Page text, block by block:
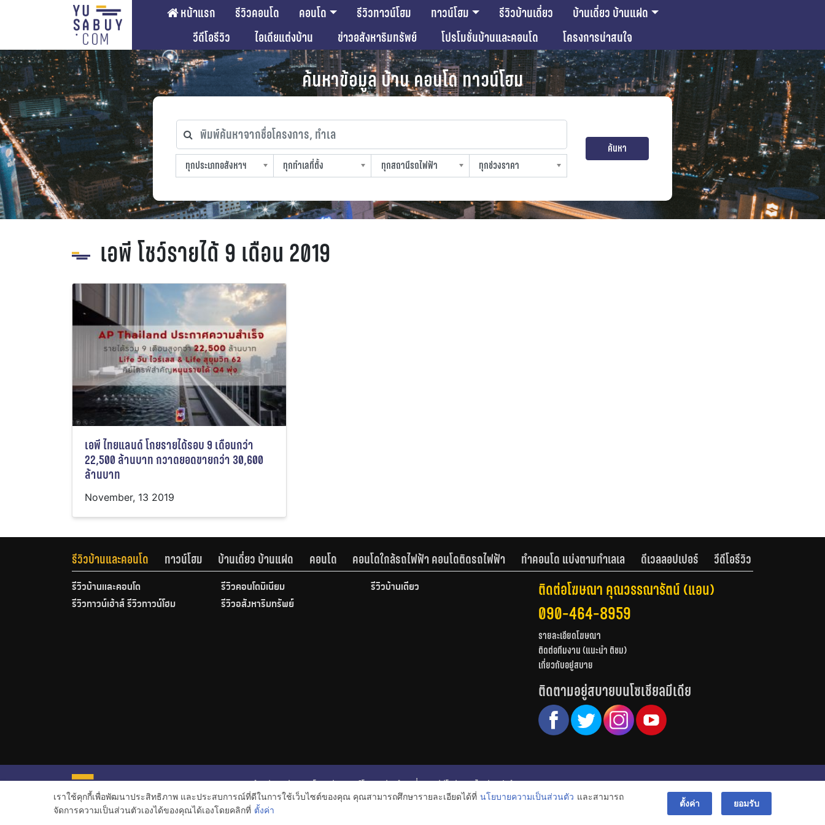
หน้าแรก รีวิวคอนโด คอนโด รีวิวทาวน์โฮม ทาวน์โฮม รีวิวบ้านเดี่ยว
บ้านเดี่ยว บ้านแฝด
วีดีโอรีวิว
ไอเดียแต่งบ้าน ข่าวอสังหาริมทรัพย์ โปรโมชั่นบ้านและคอนโด โครงการน่าสนใจ
ค้นหาข้อมูล บ้าน คอนโด ทาวน์โฮม
พิมพ์ค้นหาจากชื่อโครงการ, ทำเล
ทุกประเภทอสังหาฯ
ทุกประเภทอสังหาฯ
ทุกทำเลที่ตั้ง
ทุกทำเลที่ตั้ง
ทุกสถานีรถไฟฟ้า
ทุกสถานีรถไฟฟ้า
ทุกช่วงราคา
ทุกช่วงราคา
ค้นหา
เอพี โชว์รายได้ 9 เดือน 2019
เอพี ไทยแลนด์ โกยรายได้รอบ 9 เดือนกว่า
22,500 ล้านบาท กวาดยอดขายกว่า 30,600
ล้านบาท
November, 13 2019
รีวิวบ้านและคอนโด ทาวน์โฮม บ้านเดี่ยว บ้านแฝด คอนโด คอนโดใกล้รถไฟฟ้า คอนโดติดรถไฟฟ้า ทำคอนโด แบ่งตามทำเลเล ดีเวลลอปเปอร์ วีดีโอรีวิว
รีวิวบ้านและคอนโด รีวิวคอนโดมิเนียม
รีวิวบ้านเดี่ยว
รีวิวทาวน์เฮ้าส์ รีวิวทาวน์โฮม
รีวิวอสังหาริมทรัพย์
ติดต่อโฆษณา คุณวรรณารัตน์ (แอน)
090-464-8959
รายละเอียดโฆษณา
ติดต่อทีมงาน (แนะนำ ติชม)
เกี่ยวกับอยู่สบาย
ติดตามอยู่สบายบนโซเชียลมีเดีย
หน้าหลัก รีวิวคอนโด รีวิวทาวน์โฮม รีวิวบ้านเดี่ยว วีดีโอรีวิว
ไอเดียแต่งบ้าน
ข่าวอสังหาริมทรัพย์
โปรโมชั่นบ้านและคอนโด
© สงวนลิขสิทธิ์ 2556-2564
เราใช้คุกกี้เพื่อพัฒนาประสิทธิภาพ และประสบการณ์ที่ดีในการใช้เว็บไซต์ของคุณ คุณสามารถศึกษารายละเอียดได้ที่ นโยบายความเป็นส่วนตัว และสามารถ
จัดการความเป็นส่วนตัวเองได้ของคุณได้เองโดยคลิกที่ ตั้งค่า
ตั้งค่า ยอมรับ